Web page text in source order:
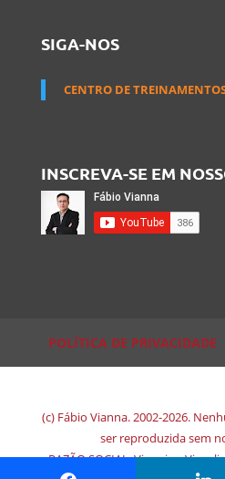
SIGA-NOS
CENTRO DE
INSCREVA-SE EM
POLÍTICA DE PRIVACIDADE
(c) Fábio Vianna. 2002-2026.
ser reproduzida sem
RAZÃO SOCIAL: Viewsion